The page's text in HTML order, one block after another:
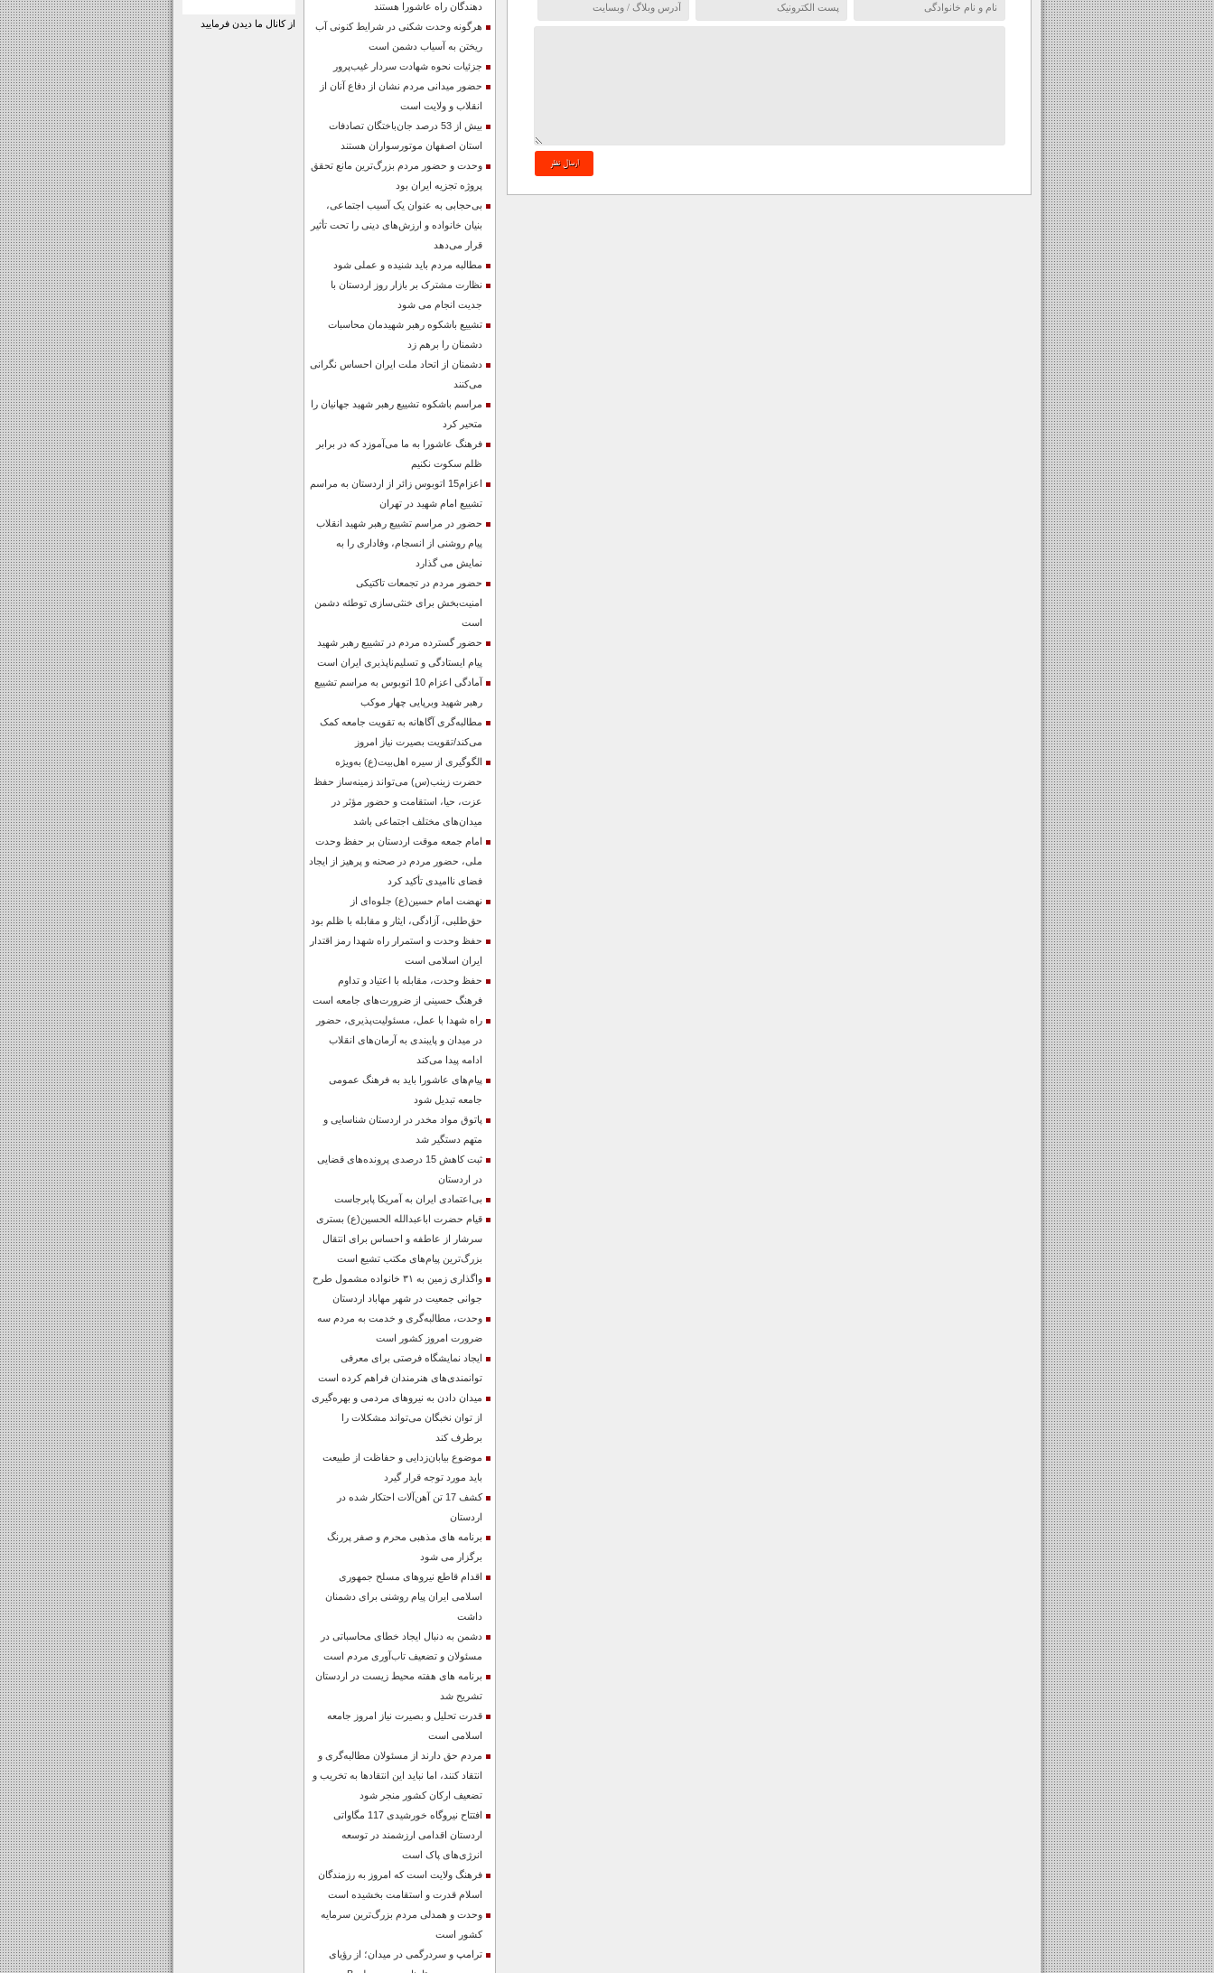
دهندگان راه عاشورا هستند
هرگونه وحدت شکنی در شرایط کنونی آب
ریختن به آسیاب دشمن است
جزئیات نحوه شهادت سردار غیب‌پرور
حضور میدانی مردم نشان از دفاع آنان از
انقلاب و ولایت است
بیش از 53 درصد جان‌باختگان تصادفات
استان اصفهان موتورسواران هستند
وحدت و حضور مردم بزرگ‌ترین مانع تحقق
پروژه تجزیه ایران بود
بی‌حجابی به عنوان یک آسیب اجتماعی،
بنیان خانواده و ارزش‌های دینی را تحت تأثیر
قرار می‌دهد
مطالبه مردم باید شنیده و عملی شود
نظارت مشترک بر بازار روز اردستان با
جدیت انجام می شود
تشییع باشکوه رهبر شهیدمان محاسبات
دشمنان را برهم زد
دشمنان از اتحاد ملت ایران احساس نگرانی
می‌کنند
مراسم باشکوه تشییع رهبر شهید جهانیان را
متحیر کرد
فرهنگ عاشورا به ما می‌آموزد که در برابر
ظلم سکوت نکنیم
اعزام15 اتوبوس زائر از اردستان به مراسم
تشییع امام شهید در تهران
حضور در مراسم تشییع رهبر شهید انقلاب
پیام روشنی از انسجام، وفاداری را به
نمایش می گذارد
حضور مردم در تجمعات تاکتیکی
امنیت‌بخش برای خنثی‌سازی توطئه دشمن
است
حضور گسترده مردم در تشییع رهبر شهید
پیام ایستادگی و تسلیم‌ناپذیری ایران است
آمادگی اعزام 10 اتوبوس به مراسم تشییع
رهبر شهید وبرپایی چهار موکب
مطالبه‌گری آگاهانه به تقویت جامعه کمک
می‌کند/تقویت بصیرت نیاز امروز
الگوگیری از سیره اهل‌بیت(ع) به‌ویژه
حضرت زینب(س) می‌تواند زمینه‌ساز حفظ
عزت، حیا، استقامت و حضور مؤثر در
میدان‌های مختلف اجتماعی باشد
امام جمعه موقت اردستان بر حفظ وحدت
ملی، حضور مردم در صحنه و پرهیز از ایجاد
فضای ناامیدی تأکید کرد
نهضت امام حسین(ع) جلوه‌ای از
حق‌طلبی، آزادگی، ایثار و مقابله با ظلم بود
حفظ وحدت و استمرار راه شهدا رمز اقتدار
ایران اسلامی است
حفظ وحدت، مقابله با اعتیاد و تداوم
فرهنگ حسینی از ضرورت‌های جامعه است
راه شهدا با عمل، مسئولیت‌پذیری، حضور
در میدان و پایبندی به آرمان‌های انقلاب
ادامه پیدا می‌کند
پیام‌های عاشورا باید به فرهنگ عمومی
جامعه تبدیل شود
پاتوق مواد مخدر در اردستان شناسایی و
متهم دستگیر شد
ثبت کاهش 15 درصدی پرونده‌های قضایی
در اردستان
بی‌اعتمادی ایران به آمریکا پابرجاست
قیام حضرت اباعبدالله الحسین(ع) بستری
سرشار از عاطفه و احساس برای انتقال
بزرگ‌ترین پیام‌های مکتب تشیع است
واگذاری زمین به ۳۱ خانواده مشمول طرح
جوانی جمعیت در شهر مهاباد اردستان
وحدت، مطالبه‌گری و خدمت به مردم سه
ضرورت امروز کشور است
ایجاد نمایشگاه فرصتی برای معرفی
توانمندی‌های هنرمندان فراهم کرده است
میدان دادن به نیروهای مردمی و بهره‌گیری
از توان نخبگان می‌تواند مشکلات را
برطرف کند
موضوع بیابان‌زدایی و حفاظت از طبیعت
باید مورد توجه قرار گیرد
کشف 17 تن آهن‌آلات احتکار شده در
اردستان
برنامه های مذهبی محرم و صفر پررنگ
برگزار می شود
اقدام قاطع نیروهای مسلح جمهوری
اسلامی ایران پیام روشنی برای دشمنان
داشت
دشمن به دنبال ایجاد خطای محاسباتی در
مسئولان و تضعیف تاب‌آوری مردم است
برنامه های هفته محیط زیست در اردستان
تشریح شد
قدرت تحلیل و بصیرت نیاز امروز جامعه
اسلامی است
مردم حق دارند از مسئولان مطالبه‌گری و
انتقاد کنند، اما نباید این انتقادها به تخریب و
تضعیف ارکان کشور منجر شود
افتتاح نیروگاه خورشیدی 117 مگاواتی
اردستان اقدامی ارزشمند در توسعه
انرژی‌های پاک است
فرهنگ ولایت است که امروز به رزمندگان
اسلام قدرت و استقامت بخشیده است
وحدت و همدلی مردم بزرگ‌ترین سرمایه
کشور است
ترامپ و سردرگمی در میدان؛ از رؤیای
از کانال ما دیدن فرمایید